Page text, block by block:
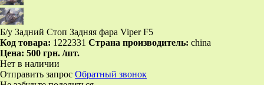
Б/у Задний Стоп Задняя фара Viper F5
Код товара: 1222331 Страна производитель: china
Цена: 500 грн. /шт.
Нет в наличии
Отправить запрос Обратный звонок